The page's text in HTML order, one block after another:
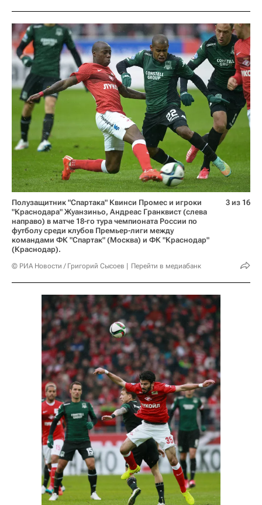
Полузащитник "Спартака" Квинси Промес и игроки
"Краснодара" Жуанзиньо, Андреас Гранквист (слева
направо) в матче 18-го тура чемпионата России по
футболу среди клубов Премьер-лиги между
командами ФК "Спартак" (Москва) и ФК "Краснодар"
(Краснодар).
© РИА Новости / Григорий Сысоев Перейти в медиабанк
3 из 16